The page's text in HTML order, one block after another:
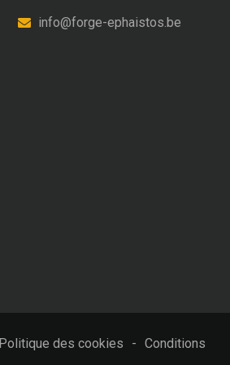
info@forge-ephaistos.be
Politique des cookies - Conditions